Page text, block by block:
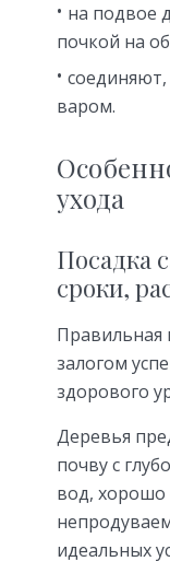
на подвое
почкой на
варом.
ухода
Посадка
сроки,
Правильная
залогом
здорового
Деревья
почву с
вод, хорошо
идеальных